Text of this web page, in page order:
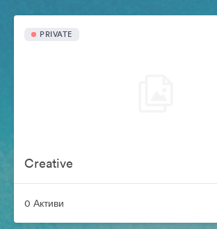
PRIVATE
Creative
0 Активи